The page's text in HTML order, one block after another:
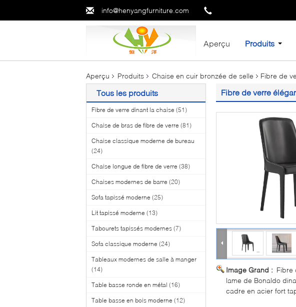
info@henyangfurniture.com
Aperçu Produits
Aperçu Produits Chaise en cuir bronzée de selle Fibre de
Tous les produits
Fibre de verre dinant la chaise (51)
Chaise de bras de fibre de verre (81)
Chaise classique moderne de bureau
(24)
Chaise longue de fibre de verre (38)
Chaises modernes de barre (20)
Sofa tapissé moderne (25)
Lit tapissé moderne (13)
Tabourets tapissés modernes (7)
Sofa classique moderne (24)
Tableaux modernes de salle à manger
(14)
Table basse ronde en métal (16)
Table basse en bois moderne (12)
Fibre de verre
Image Grand : Fibre
lame de Bonaldo
cadre en acier fort